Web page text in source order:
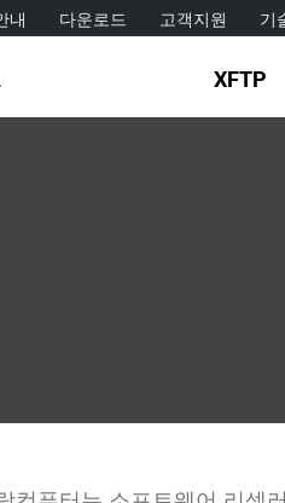
내 다운로드 고객지원 기
XFTP